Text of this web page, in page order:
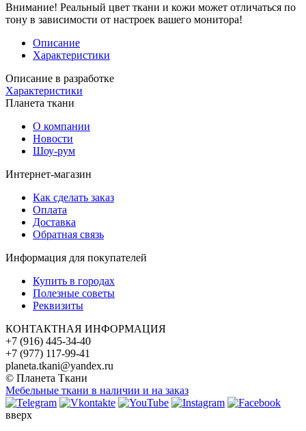
Внимание! Реальный цвет ткани и кожи может отличаться по
тону в зависимости от настроек вашего монитора!
Описание
Характеристики
Описание в разработке
Характеристики
Планета ткани
О компании
Новости
Шоу-рум
Интернет-магазин
Как сделать заказ
Оплата
Доставка
Обратная связь
Информация для покупателей
Купить в городах
Полезные советы
Реквизиты
КОНТАКТНАЯ ИНФОРМАЦИЯ
+7 (916) 445-34-40
+7 (977) 117-99-41
planeta.tkani@yandex.ru
© Планета Ткани
Мебельные ткани в наличии и на заказ
вверх